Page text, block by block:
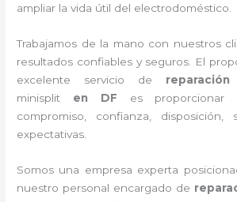
ampliar la vida útil del electrodoméstico.
Trabajamos de la mano con nuestros
resultados confiables y seguros. El
excelente servicio de reparación
minisplit en DF
es proporcionar
compromiso, confianza, disposición,
expectativas.
Somos una empresa experta
nuestro personal encargado de